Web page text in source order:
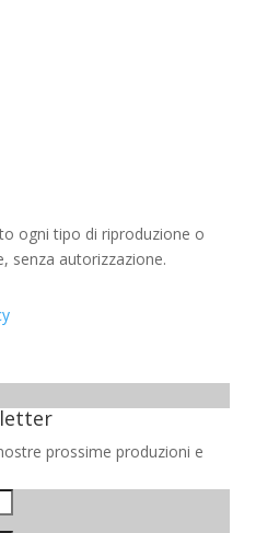
ogni tipo di riproduzione o
senza autorizzazione.
prossime produzioni e